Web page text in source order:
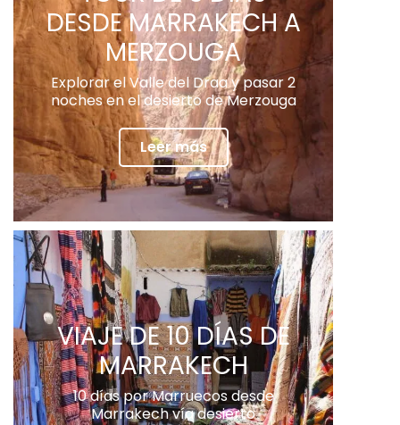
DESDE MARRAKECH A
MERZOUGA
Explorar el Valle del Draa y pasar 2
noches en el desierto de Merzouga
Leer más
VIAJE DE 10 DÍAS DE
MARRAKECH
10 días por Marruecos desde
Marrakech vía desierto